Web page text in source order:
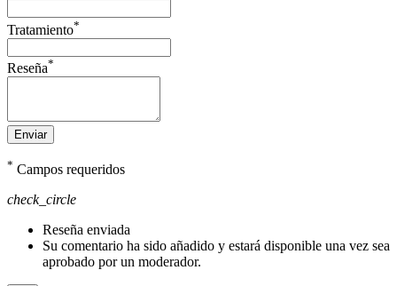
Tratamiento*
Reseña*
Enviar
* Campos requeridos
check_circle
Reseña enviada
Su comentario ha sido añadido y estará disponible una vez sea
aprobado por un moderador.